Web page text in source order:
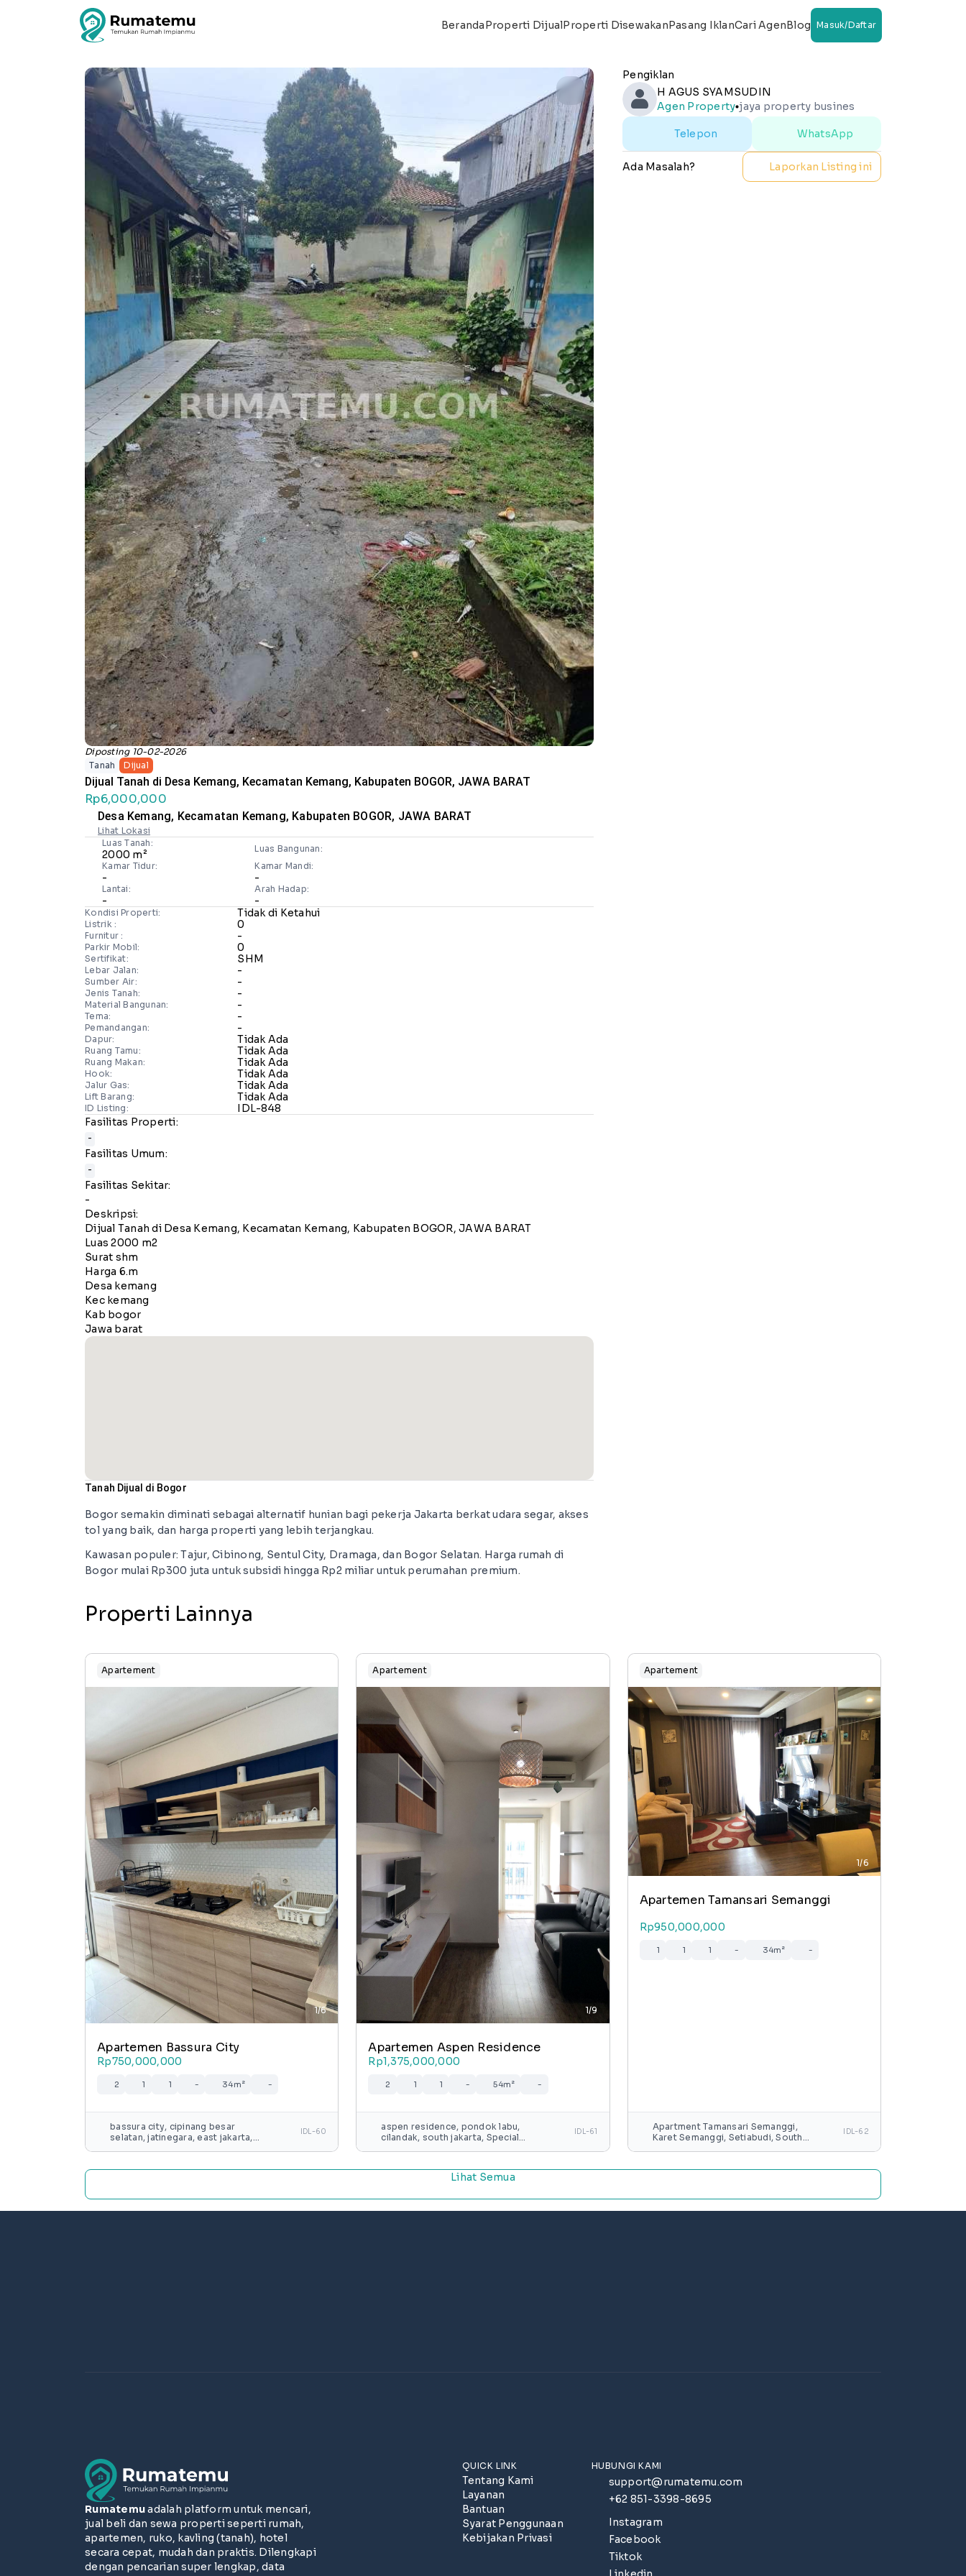
BerandaProperti DijualProperti DisewakanPasang IklanCari AgenBlog Masuk/Daftar
Diposting 10-02-2026
Tanah
Dijual
Dijual Tanah di Desa Kemang, Kecamatan Kemang, Kabupaten BOGOR, JAWA BARAT
Rp6,000,000
Desa Kemang, Kecamatan Kemang, Kabupaten BOGOR, JAWA BARAT
Lihat Lokasi
Luas Tanah:
2000 m²
Luas Bangunan:
Kamar Tidur:
-
Kamar Mandi:
-
Lantai:
-
Arah Hadap:
-
Kondisi Properti: Tidak di Ketahui
Listrik : 0
Furnitur : -
Parkir Mobil: 0
Sertifikat: SHM
Lebar Jalan: -
Sumber Air: -
Jenis Tanah: -
Material Bangunan: -
Tema: -
Pemandangan: -
Dapur: Tidak Ada
Ruang Tamu: Tidak Ada
Ruang Makan: Tidak Ada
Hook: Tidak Ada
Jalur Gas: Tidak Ada
Lift Barang: Tidak Ada
ID Listing:
IDL-848
Fasilitas Properti:
-
Fasilitas Umum:
-
Fasilitas Sekitar:
-
Deskripsi:
Dijual Tanah di Desa Kemang, Kecamatan Kemang, Kabupaten BOGOR, JAWA BARAT
Luas 2000 m2
Surat shm
Harga 6.m
Desa kemang
Kec kemang
Kab bogor
Jawa barat
Tanah Dijual di Bogor
Bogor semakin diminati sebagai alternatif hunian bagi pekerja Jakarta berkat udara segar, akses
tol yang baik, dan harga properti yang lebih terjangkau.
Kawasan populer: Tajur, Cibinong, Sentul City, Dramaga, dan Bogor Selatan. Harga rumah di
Bogor mulai Rp300 juta untuk subsidi hingga Rp2 miliar untuk perumahan premium.
Pengiklan
H AGUS SYAMSUDIN
Agen Propertylens jaya property busines
Telepon WhatsApp
Ada Masalah? Laporkan Listing ini
Properti Lainnya
Apartement
1/6
Apartemen Bassura City
Rp750,000,000
2 1 1 - 34m² -
bassura city, cipinang besar
selatan, jatinegara, east jakarta,
IDL-60
Apartement
1/9
Apartemen Aspen Residence
Rp1,375,000,000
2 1 1 - 54m² -
aspen residence, pondok labu,
cilandak, south jakarta, Special
IDL-61
Apartement
1/6
Apartemen Tamansari Semanggi
Rp950,000,000
1 1 1 - 34m² -
Apartment Tamansari Semanggi,
Karet Semanggi, Setiabudi, South
IDL-62
Lihat Semua
Rumatemuadalah platform untuk mencari,
jual beli dan sewa properti seperti rumah,
apartemen, ruko, kavling (tanah), hotel
secara cepat, mudah dan praktis. Dilengkapi
dengan pencarian super lengkap, data
QUICK LINK
Tentang Kami
Layanan
Bantuan
Syarat Penggunaan
Kebijakan Privasi
HUBUNGI KAMI
support@rumatemu.com
+62 851-3398-8695
Instagram
Facebook
Tiktok